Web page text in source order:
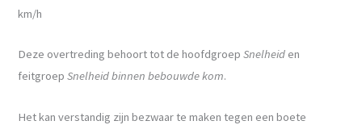
km/h
Deze overtreding behoort tot de hoofdgroepSnelheid en
feitgroepSnelheid binnen bebouwde kom.
Het kan verstandig zijn bezwaar te maken tegen een boete